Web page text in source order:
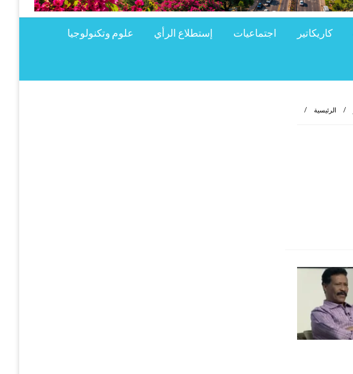
كاريكاتير اجتماعيات إستطلاع الرأي علوم وتكنولوجيا
الرئيسية